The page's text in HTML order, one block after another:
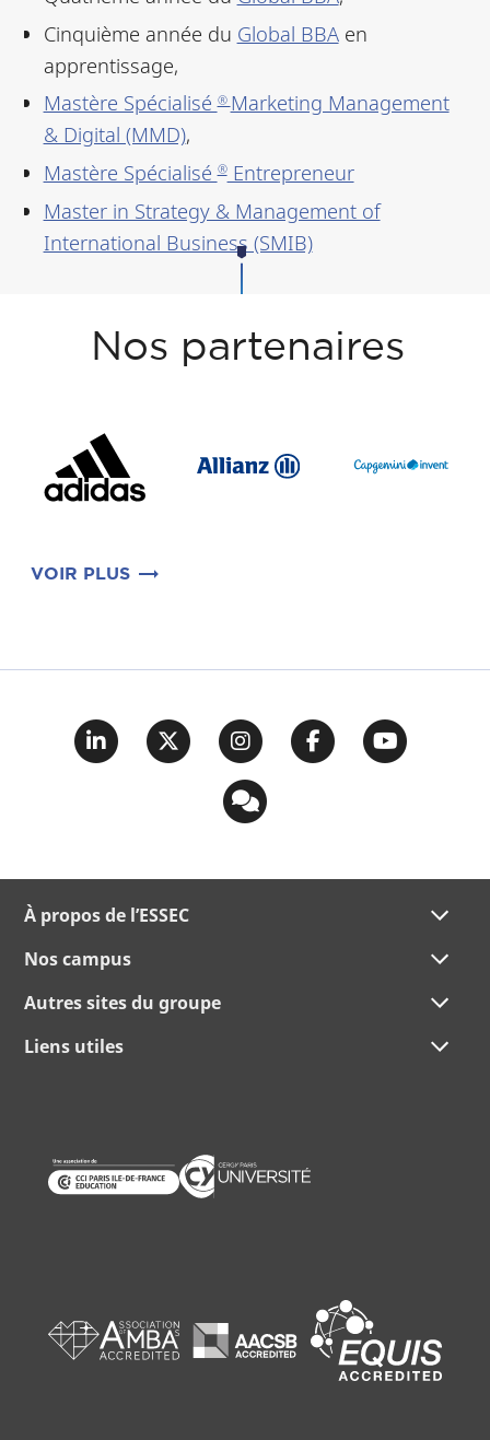
Cinquième année du Global BBAen
apprentissage,
Mastère Spécialisé®Marketing Management
& Digital (MMD),
Mastère Spécialisé®Entrepreneur
Master in Strategy & Management of
International Business (SMIB)
Nos partenaires
VOIR PLUS
À propos de l’ESSEC
Nos campus
Autres sites du groupe
Liens utiles